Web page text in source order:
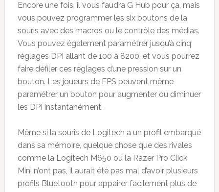
Encore une fois, il vous faudra G Hub pour ça, mais
vous pouvez programmer les six boutons de la
souris avec des macros ou le contrôle des médias.
Vous pouvez également paramétrer jusqu’à cinq
réglages DPI allant de 100 à 8200, et vous pourrez
faire défiler ces réglages d’une pression sur un
bouton. Les joueurs de FPS peuvent même
paramétrer un bouton pour augmenter ou diminuer
les DPI instantanément.
Même si la souris de Logitech a un profil embarqué
dans sa mémoire, quelque chose que des rivales
comme la Logitech M650 ou la Razer Pro Click
Mini n’ont pas, il aurait été pas mal d’avoir plusieurs
profils Bluetooth pour appairer facilement plus de